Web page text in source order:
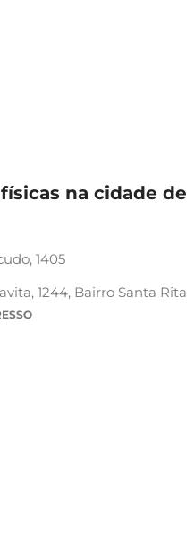
na cidade de
1405
1244, Bairro Santa Rita